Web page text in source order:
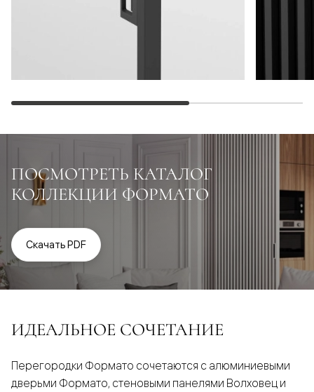
ПОСМОТРЕТЬ КАТАЛОГ
КОЛЛЕКЦИИ ФОРМАТО
Скачать PDF
ИДЕАЛЬНОЕ СОЧЕТАНИЕ
Перегородки Формато сочетаются с алюминиевыми
дверьми Формато, стеновыми панелями Волховец и